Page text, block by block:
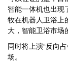
智能一体机也出现
牧在机器人卫浴上
大，智能卫浴市场
同时将上演“反向
场。